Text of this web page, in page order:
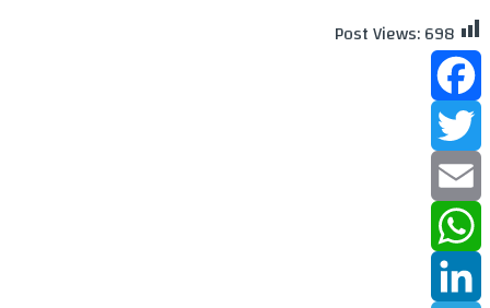
Post Views:698
Facebook
Twitter
Email
WhatsApp